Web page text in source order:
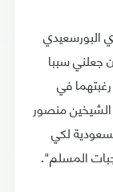
البورسعيدي
جعلني سببا
في
منصور
لكي
المسلم".